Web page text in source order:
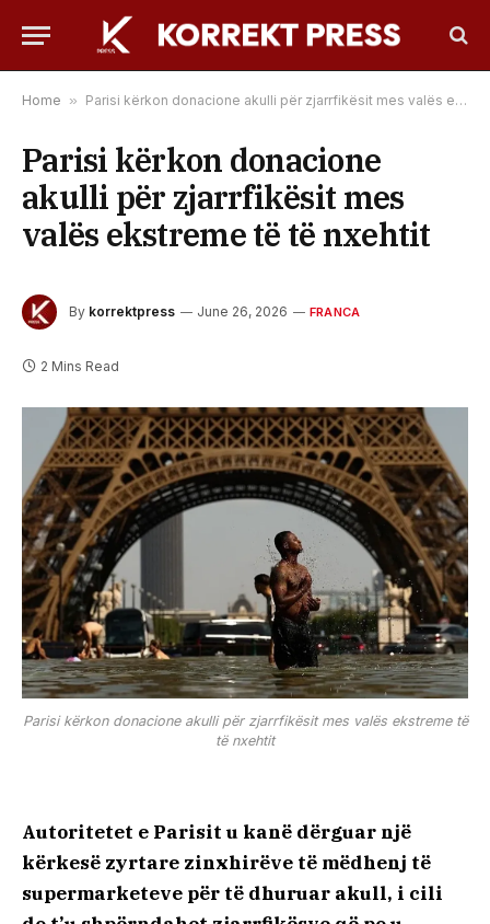
Home » Parisi kërkon donacione akulli për zjarrfikësit mes valës ekstreme të të nxehtit
Parisi kërkon donacione
akulli për zjarrfikësit mes
valës ekstreme të të nxehtit
By korrektpress June 26, 2026 FRANCA
2 Mins Read
Parisi kërkon donacione akulli për zjarrfikësit mes valës ekstreme të
të nxehtit
Autoritetet e Parisit u kanë dërguar një
kërkesë zyrtare zinxhirëve të mëdhenj të
supermarketeve për të dhuruar akull, i cili